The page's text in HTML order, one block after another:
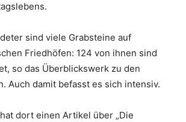
sind viele Grabsteine auf
Friedhöfen: 124 von ihnen sind
so das Überblickswerk zu den
Auch damit befasst es sich intensiv.
dort einen Artikel über „Die